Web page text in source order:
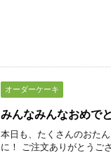
オーダーケーキ
みんなみんなおめで
本日も、たくさんのおた
に！ ご注文ありがとうご